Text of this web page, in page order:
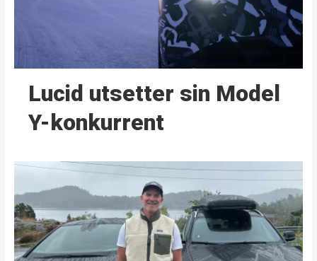
Lucid utsetter sin Model
Y-konkurrent